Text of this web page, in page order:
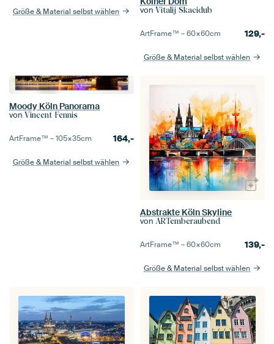
Größe & Material selbst wählen von Vitalij Skacidub
ArtFrame™ –60×60cm 129,-
Größe & Material selbst wählen
Moody Köln Panorama
von Vincent Fennis
ArtFrame™ –105×35cm 164,-
Größe & Material selbst wählen
Abstrakte Köln Skyline
von ARTemberaubend
ArtFrame™ –60×60cm 139,-
Größe & Material selbst wählen